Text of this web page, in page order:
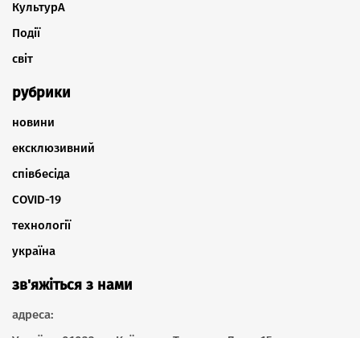
КультурА
Події
світ
рубрики
новини
ексклюзивний
співбесіда
COVID-19
технології
україна
зв'яжіться з нами
адреса: